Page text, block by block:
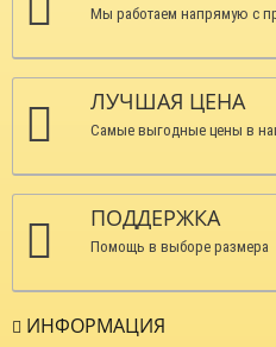
Мы работаем напрямую с
ЛУЧШАЯ ЦЕНА
Самые выгодные цены в
ПОДДЕРЖКА
Помощь в выборе размера
ИНФОРМАЦИЯ